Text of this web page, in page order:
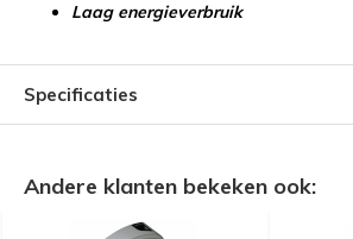
Laag energieverbruik
Specificaties
Andere klanten bekeken ook: